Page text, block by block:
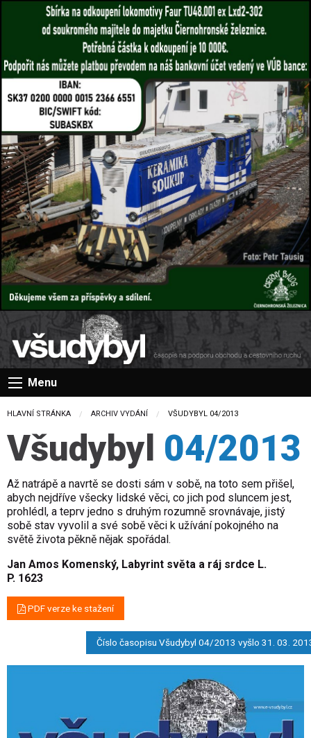
Menu
HLAVNÍ STRÁNKA ARCHIV VYDÁNÍ CURRENT:
VŠUDYBYL 04/2013
Všudybyl 04/2013
Až natrápě a navrtě se dosti sám v sobě, na toto sem přišel,
abych nejdříve všecky lidské věci, co jich pod sluncem jest,
prohlédl, a teprv jedno s druhým rozumně srovnávaje, jistý
sobě stav vyvolil a své sobě věci k užívání pokojného na
světě života pěkně nějak spořádal.
Jan Amos Komenský, Labyrint světa a ráj srdce L.
P. 1623
PDF verze ke stažení
Číslo časopisu Všudybyl 04/2013 vyšlo 31. 03.